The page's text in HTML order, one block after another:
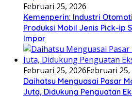
Februari 25, 2026
Kemenperin: Industri
Produksi Mobil Jenis Pick-ip
Impor
Februari 25, 2026Februari 25,
Daihatsu Menguasai Pasar
Juta, Didukung Penguatan